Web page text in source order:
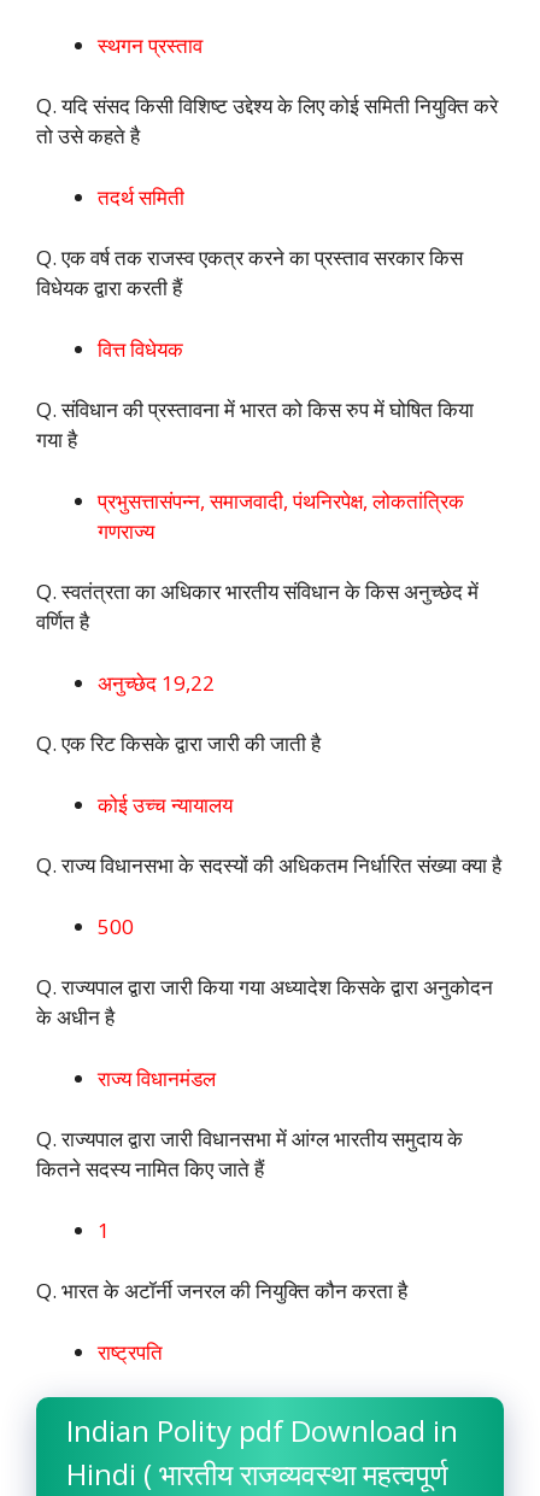
स्थगन प्रस्ताव
Q. यदि संसद किसी विशिष्ट उद्देश्य के लिए कोई समिती नियुक्ति करे
तो उसे कहते है
तदर्थ समिती
Q. एक वर्ष तक राजस्व एकत्र करने का प्रस्ताव सरकार किस
विधेयक द्वारा करती हैं
वित्त विधेयक
Q. संविधान की प्रस्तावना में भारत को किस रुप में घोषित किया
गया है
प्रभुसत्तासंपन्न, समाजवादी, पंथनिरपेक्ष, लोकतांत्रिक
गणराज्य
Q. स्वतंत्रता का अधिकार भारतीय संविधान के किस अनुच्छेद में
वर्णित है
अनुच्छेद 19,22
Q. एक रिट किसके द्वारा जारी की जाती है
कोई उच्च न्यायालय
Q. राज्य विधानसभा के सदस्यों की अधिकतम निर्धारित संख्या क्या है
500
Q. राज्यपाल द्वारा जारी किया गया अध्यादेश किसके द्वारा अनुकोदन
के अधीन है
राज्य विधानमंडल
Q. राज्यपाल द्वारा जारी विधानसभा में आंग्ल भारतीय समुदाय के
कितने सदस्य नामित किए जाते हैं
1
Q. भारत के अटॉर्नी जनरल की नियुक्ति कौन करता है
राष्ट्रपति
Indian Polity pdf Download in
Hindi ( भारतीय राजव्यवस्था महत्वपूर्ण